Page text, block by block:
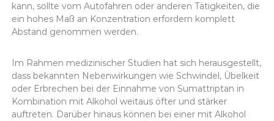
kann, sollte vom Autofahren oder anderen Tätigkeiten, die
ein hohes Maß an Konzentration erfordern komplett
Abstand genommen werden.
Im Rahmen medizinischer Studien hat sich herausgestellt,
dass bekannten Nebenwirkungen wie Schwindel, Übelkeit
oder Erbrechen bei der Einnahme von Sumattriptan in
Kombination mit Alkohol weitaus öfter und stärker
auftreten. Darüber hinaus können bei einer mit Alkohol